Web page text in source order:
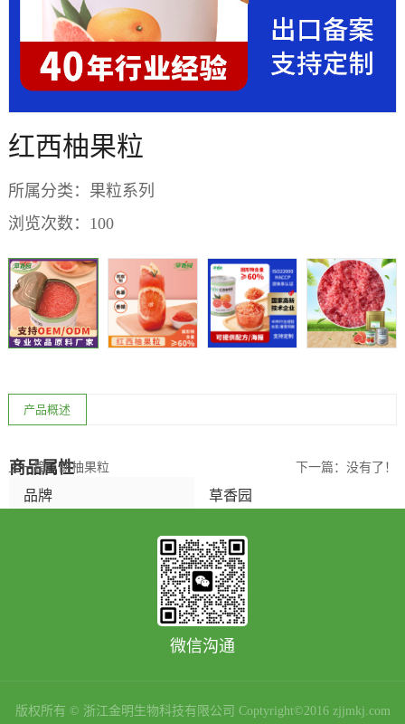
红西柚果粒
所属分类： 果粒系列
浏览次数： 100
产品概述
商品属性
品牌 草香园
18kg /3kg /850g /567g
果粒囊胞
是
金明生物科技有限公司
上一篇：胡柚果粒 下一篇：没有了！
微信沟通
版权所有 © 浙江金明生物科技有限公司 Coptyright©2016 zjjmkj.com